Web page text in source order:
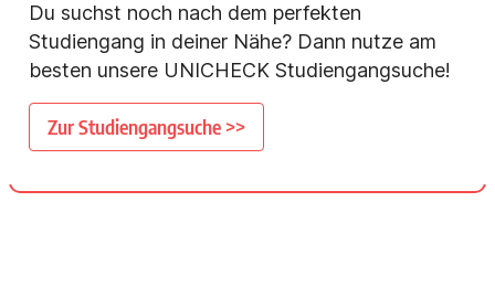
Du suchst noch nach dem perfekten
Studiengang in deiner Nähe? Dann nutze am
besten unsere UNICHECK Studiengangsuche!
Zur Studiengangsuche >>